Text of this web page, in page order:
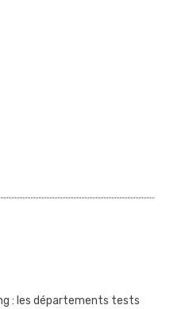
: les départements tests